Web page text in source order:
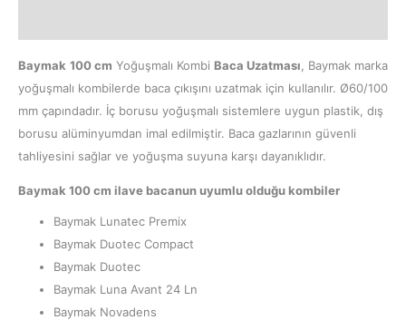
Baymak 100 cm Yoğuşmalı Kombi Baca Uzatması , Baymak marka
yoğuşmalı kombilerde baca çıkışını uzatmak için kullanılır. Ø60/100
mm çapındadır. İç borusu yoğuşmalı sistemlere uygun plastik, dış
borusu alüminyumdan imal edilmiştir. Baca gazlarının güvenli
tahliyesini sağlar ve yoğuşma suyuna karşı dayanıklıdır.
Baymak 100 cm ilave bacanun uyumlu olduğu kombiler
Baymak Lunatec Premix
Baymak Duotec Compact
Baymak Duotec
Baymak Luna Avant 24 Ln
Baymak Novadens